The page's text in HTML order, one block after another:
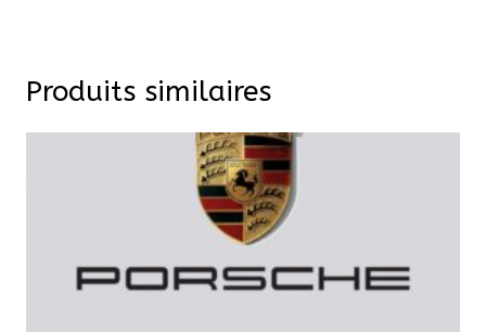
Produits similaires